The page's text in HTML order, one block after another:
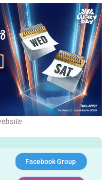
Facebook Group